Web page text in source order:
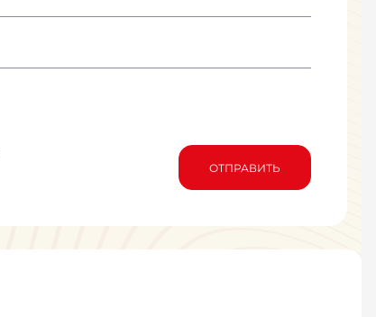
ОТПРАВИТЬ